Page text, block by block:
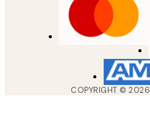
COPYRIGHT ©2026